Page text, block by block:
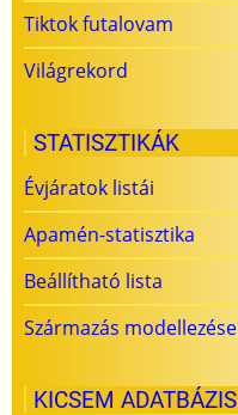
Tiktok futalovam
Világrekord
STATISZTIKÁK
Évjáratok listái
Apamén-statisztika
Beállítható lista
Származás modellezése
KICSEM ADATBÁZIS